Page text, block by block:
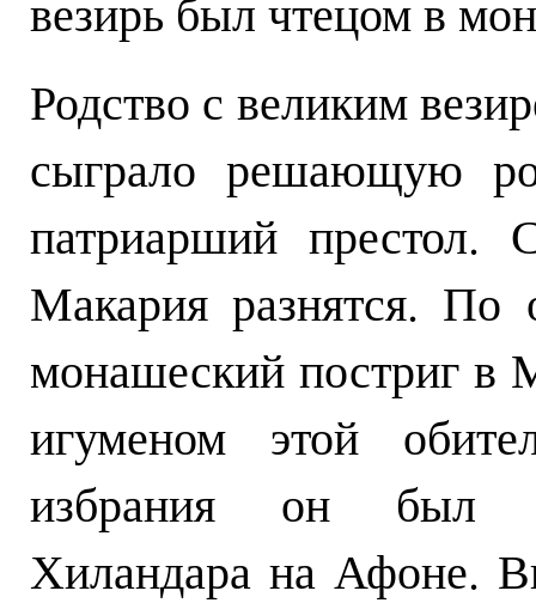
Родство с великим
сыграло решающую
патриарший престол.
Макария разнятся. По
монашеский постриг в
игуменом этой
избрания он был
Хиландара на Афоне.